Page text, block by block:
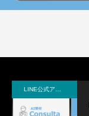
LINE公式アカウント